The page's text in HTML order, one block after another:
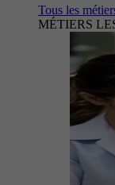
Tous les
MÉTIERS